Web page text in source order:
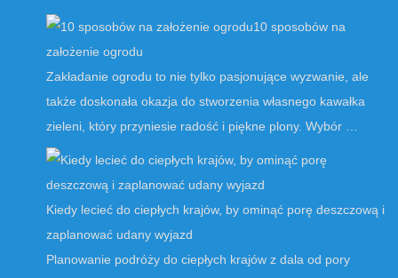
10 sposobów na
założenie ogrodu
Zakładanie ogrodu to nie tylko pasjonujące wyzwanie, ale
także doskonała okazja do stworzenia własnego kawałka
zieleni, który przyniesie radość i piękne plony. Wybór …
Kiedy lecieć do ciepłych krajów, by ominąć porę deszczową i
zaplanować udany wyjazd
Planowanie podróży do ciepłych krajów z dala od pory